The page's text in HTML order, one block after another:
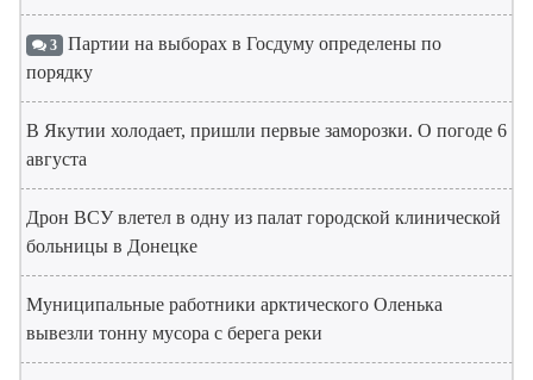
3 Партии на выборах в Госдуму определены по
порядку
В Якутии холодает, пришли первые заморозки. О погоде 6
августа
Дрон ВСУ влетел в одну из палат городской клинической
больницы в Донецке
Муниципальные работники арктического Оленька
вывезли тонну мусора с берега реки